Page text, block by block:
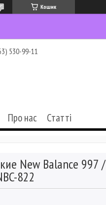
Кошик
530-99-11
Про нас Статті
New Balance 997 /
822